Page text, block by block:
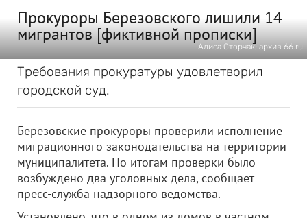
Прокуроры Березовского лишили 14
мигрантов [фиктивной прописки]
Алиса Сторчак; архив 66.ru
Требования прокуратуры удовлетворил
городской суд.
Березовские прокуроры проверили исполнение
миграционного законодательства на территории
муниципалитета. По итогам проверки было
возбуждено два уголовных дела, сообщает
пресс-служба надзорного ведомства.